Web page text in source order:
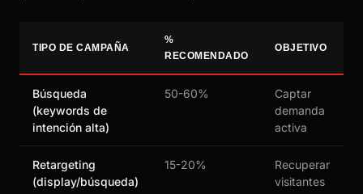
TIPO DE CAMPAÑA
%
RECOMENDADO
OBJETIVO
Búsqueda
(keywords de
intención alta)
50-60%
Captar
demanda
activa
Retargeting
(display/búsqueda)
15-20%
Recuperar
visitantes